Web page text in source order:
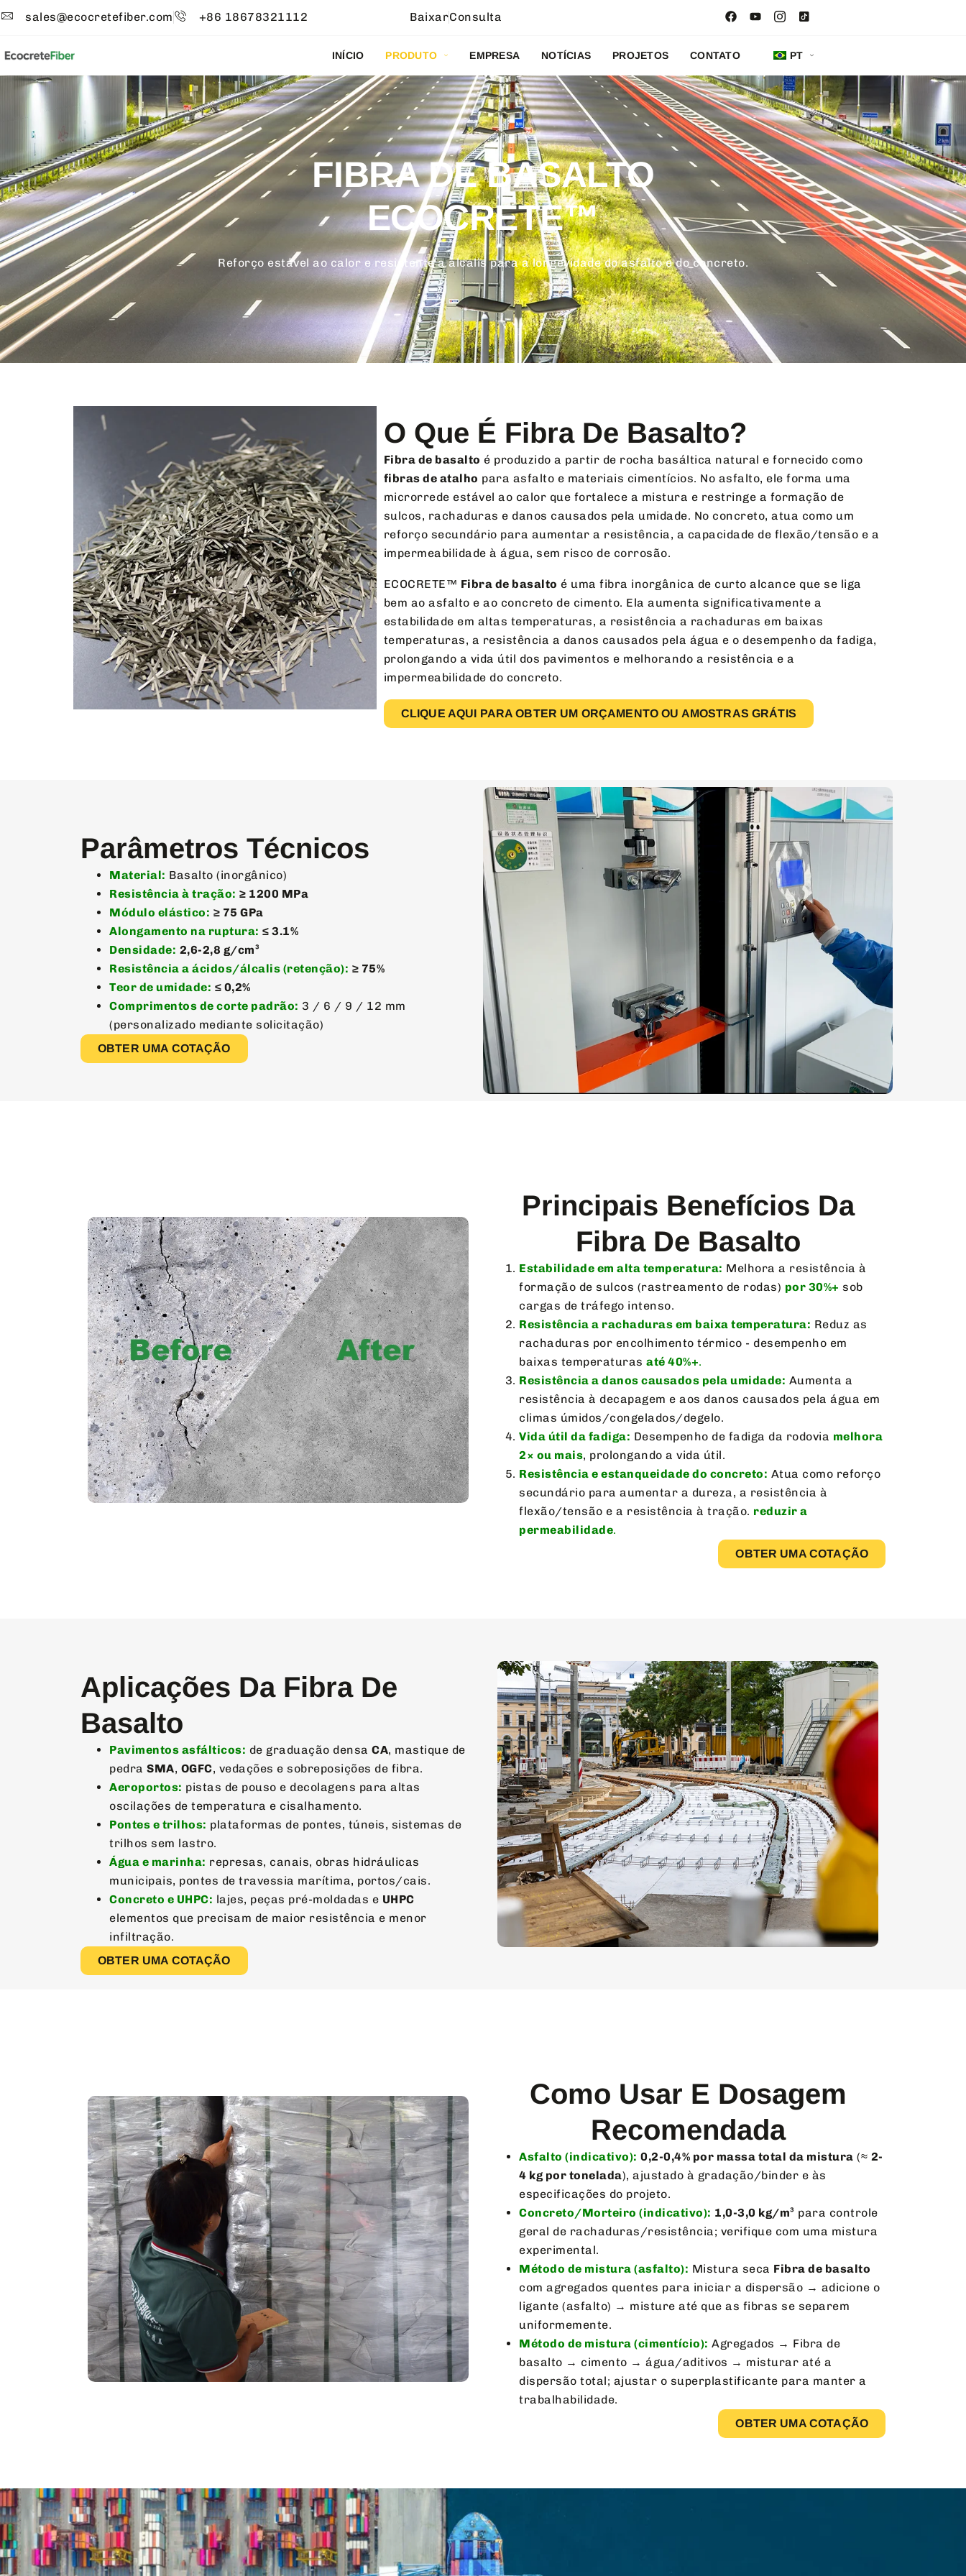
sales@ecocretefiber.com +86 18678321112 BaixarConsulta
INÍCIO PRODUTO EMPRESA NOTÍCIAS PROJETOS CONTATO PT
FIBRA DE BASALTO
ECOCRETE™
Reforço estável ao calor e resistente a álcalis para a longevidade do asfalto e do concreto.
O Que É Fibra De Basalto?
Fibra de basalto é produzido a partir de rocha basáltica natural e fornecido como
fibras de atalho para asfalto e materiais cimentícios. No asfalto, ele forma uma
microrrede estável ao calor que fortalece a mistura e restringe a formação de
sulcos, rachaduras e danos causados pela umidade. No concreto, atua como um
reforço secundário para aumentar a resistência, a capacidade de flexão/tensão e a
impermeabilidade à água, sem risco de corrosão.
ECOCRETE™ Fibra de basalto é uma fibra inorgânica de curto alcance que se liga
bem ao asfalto e ao concreto de cimento. Ela aumenta significativamente a
estabilidade em altas temperaturas, a resistência a rachaduras em baixas
temperaturas, a resistência a danos causados pela água e o desempenho da fadiga,
prolongando a vida útil dos pavimentos e melhorando a resistência e a
impermeabilidade do concreto.
CLIQUE AQUI PARA OBTER UM ORÇAMENTO OU AMOSTRAS GRÁTIS
Parâmetros Técnicos
Material: Basalto (inorgânico)
Resistência à tração: ≥ 1200 MPa
Módulo elástico: ≥ 75 GPa
Alongamento na ruptura: ≤ 3.1%
Densidade: 2,6-2,8 g/cm³
Resistência a ácidos/álcalis (retenção): ≥ 75%
Teor de umidade: ≤ 0,2%
Comprimentos de corte padrão: 3 / 6 / 9 / 12 mm
(personalizado mediante solicitação)
OBTER UMA COTAÇÃO
Principais Benefícios Da
Fibra De Basalto
Estabilidade em alta temperatura: Melhora a resistência à
formação de sulcos (rastreamento de rodas) por 30%+ sob
cargas de tráfego intenso.
Resistência a rachaduras em baixa temperatura: Reduz as
rachaduras por encolhimento térmico - desempenho em
baixas temperaturas até 40%+.
Resistência a danos causados pela umidade: Aumenta a
resistência à decapagem e aos danos causados pela água em
climas úmidos/congelados/degelo.
Vida útil da fadiga: Desempenho de fadiga da rodovia melhora
2× ou mais, prolongando a vida útil.
Resistência e estanqueidade do concreto: Atua como reforço
secundário para aumentar a dureza, a resistência à
flexão/tensão e a resistência à tração. reduzir a
permeabilidade.
OBTER UMA COTAÇÃO
Aplicações Da Fibra De
Basalto
Pavimentos asfálticos: de graduação densa CA, mastique de
pedra SMA, OGFC, vedações e sobreposições de fibra.
Aeroportos: pistas de pouso e decolagens para altas
oscilações de temperatura e cisalhamento.
Pontes e trilhos: plataformas de pontes, túneis, sistemas de
trilhos sem lastro.
Água e marinha: represas, canais, obras hidráulicas
municipais, pontes de travessia marítima, portos/cais.
Concreto e UHPC: lajes, peças pré-moldadas e UHPC
elementos que precisam de maior resistência e menor
infiltração.
OBTER UMA COTAÇÃO
Como Usar E Dosagem
Recomendada
Asfalto (indicativo): 0,2-0,4% por massa total da mistura (≈ 2-
4 kg por tonelada), ajustado à gradação/binder e às
especificações do projeto.
Concreto/Morteiro (indicativo): 1,0-3,0 kg/m³ para controle
geral de rachaduras/resistência; verifique com uma mistura
experimental.
Método de mistura (asfalto): Mistura seca Fibra de basalto
com agregados quentes para iniciar a dispersão → adicione o
ligante (asfalto) → misture até que as fibras se separem
uniformemente.
Método de mistura (cimentício): Agregados → Fibra de
basalto → cimento → água/aditivos → misturar até a
dispersão total; ajustar o superplastificante para manter a
trabalhabilidade.
OBTER UMA COTAÇÃO